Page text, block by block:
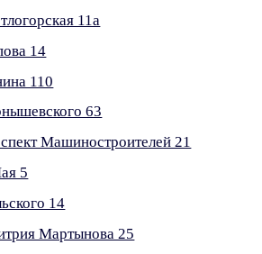
11а
14
110
63
Машиностроителей 21
5
14
Мартынова 25